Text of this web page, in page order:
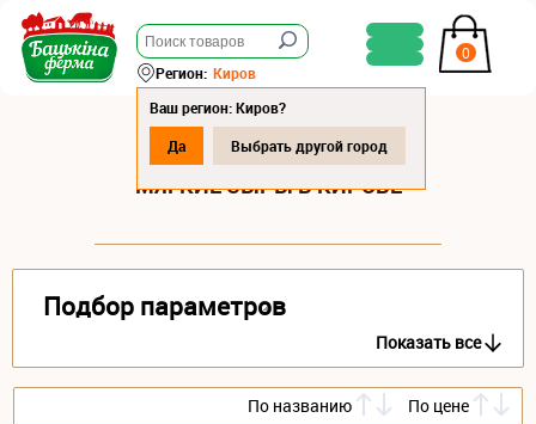
0
Регион: Киров
Ваш регион: Киров?
Да
Выбрать другой город
МЯГКИЕ СЫРЫ В КИРОВЕ
Подбор параметров
Показать все
По названию По цене